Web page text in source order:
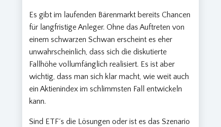
Es gibt im laufenden Bärenmarkt bereits Chancen
für langfristige Anleger. Ohne das Auftreten von
einem schwarzen Schwan erscheint es eher
unwahrscheinlich, dass sich die diskutierte
Fallhöhe vollumfänglich realisiert. Es ist aber
wichtig, dass man sich klar macht, wie weit auch
ein Aktienindex im schlimmsten Fall entwickeln
kann.
Sind ETF´s die Lösungen oder ist es das Szenario